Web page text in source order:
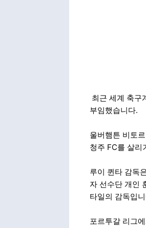
최근 세계 축구
부임했습니다.
울버햄튼 비토
청주 FC를 살리
루이 퀸타 감독
자 선수단 개인
타일의 감독입
포르투갈 리그